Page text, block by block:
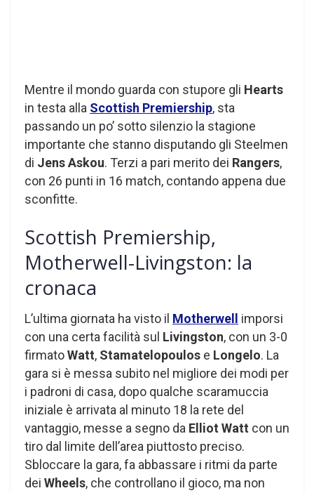
Mentre il mondo guarda con stupore gli Hearts
in testa alla Scottish Premiership, sta
passando un po’ sotto silenzio la stagione
importante che stanno disputando gli Steelmen
di JensAskou. Terzi a pari merito dei Rangers,
con 26 punti in 16 match, contando appena due
sconfitte.
Scottish Premiership,
Motherwell-Livingston: la
cronaca
L’ultima giornata ha visto il Motherwell
imporsi
con una certa facilità sul Livingston, con un 3-0
firmatoWatt, Stamatelopoulos e Longelo. La
gara si è messa subito nel migliore dei modi per
i padroni di casa, dopo qualche scaramuccia
iniziale è arrivata al minuto 18 la rete del
vantaggio, messe a segno da Elliot Watt con un
tiro dal limite dell’area piuttosto preciso.
Sbloccare la gara, fa abbassare i ritmi da parte
dei Wheels, che controllano il gioco, ma non